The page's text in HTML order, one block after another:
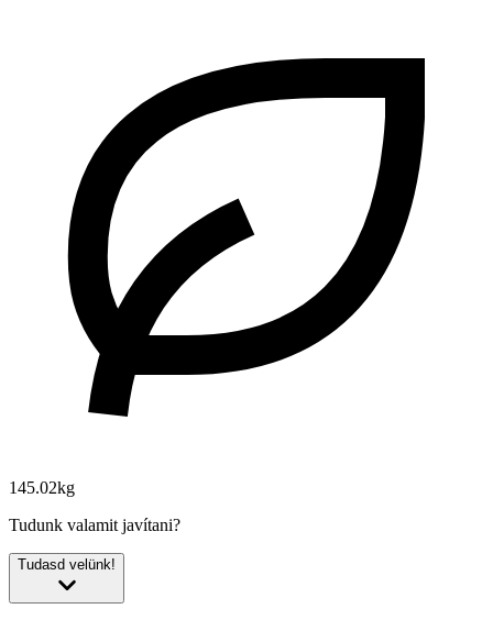
145.02kg
Tudunk valamit javítani?
Tudasd velünk!